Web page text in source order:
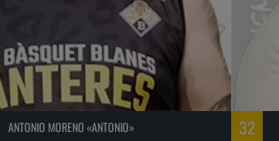
ANTONIO MORENO «ANTONIO» 32